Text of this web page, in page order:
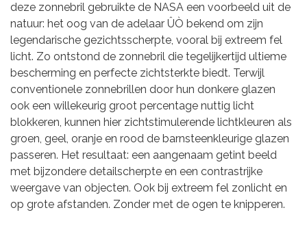
deze zonnebril gebruikte de NASA een voorbeeld uit de
natuur: het oog van de adelaar ÛÒ bekend om zijn
legendarische gezichtsscherpte, vooral bij extreem fel
licht. Zo ontstond de zonnebril die tegelijkertijd ultieme
bescherming en perfecte zichtsterkte biedt. Terwijl
conventionele zonnebrillen door hun donkere glazen
ook een willekeurig groot percentage nuttig licht
blokkeren, kunnen hier zichtstimulerende lichtkleuren als
groen, geel, oranje en rood de barnsteenkleurige glazen
passeren. Het resultaat: een aangenaam getint beeld
met bijzondere detailscherpte en een contrastrijke
weergave van objecten. Ook bij extreem fel zonlicht en
op grote afstanden. Zonder met de ogen te knipperen.